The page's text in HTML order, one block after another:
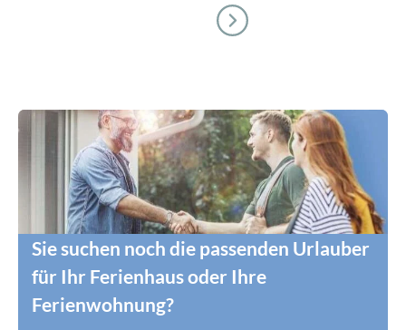
Sie suchen noch die passenden Urlauber
für Ihr Ferienhaus oder Ihre
Ferienwohnung?